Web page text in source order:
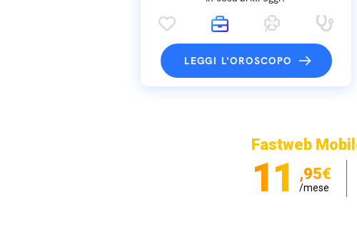
LEGGI L'OROSCOPO
Fastweb
11 ,95€
/mese